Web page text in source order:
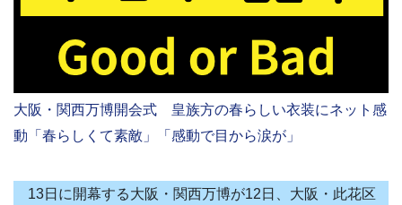
大阪・関西万博開会式 皇族方の春らしい衣装にネット感
動「春らしくて素敵」「感動で目から涙が」
13日に開幕する大阪・関西万博が12日、大阪・此花区